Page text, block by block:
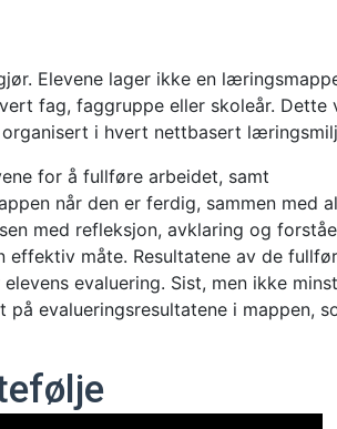
Elevene lager ikke en
fag, faggruppe eller skoleår. Dette
i hvert nettbasert
for å fullføre arbeidet, samt
når den er ferdig, sammen med
med refleksjon, avklaring og
effektiv måte. Resultatene av de
evaluering. Sist, men ikke
evalueringsresultatene i mappen,